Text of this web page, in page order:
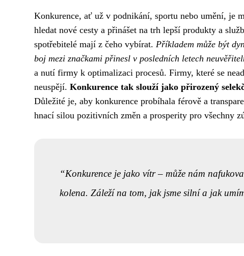
Konkurence, ať už v podnikání, sportu nebo umění, je
hledat nové cesty a přinášet na trh lepší produkty a
spotřebitelé mají z čeho vybírat. Příkladem může být
boj mezi značkami přinesl v posledních letech
a nutí firmy k optimalizaci procesů. Firmy, které se
neuspějí. Konkurence tak slouží jako přirozený
Důležité je, aby konkurence probíhala férově a
hnací silou pozitivních změn a prosperity pro všechny
Konkurence je jako vítr – může nám
kolena. Záleží na tom, jak jsme silní a jak